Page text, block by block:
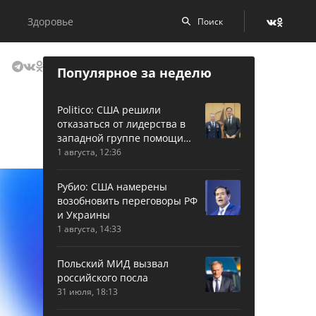
Здоровье
Популярное за неделю
Politico: США решили
отказаться от лидерства в
западной группе помощи
Украине
1 августа, 12:36
Рубио: США намерены
возобновить переговоры РФ
и Украины
1 августа, 14:33
Польский МИД вызвал
российского посла
31 июля, 18:13